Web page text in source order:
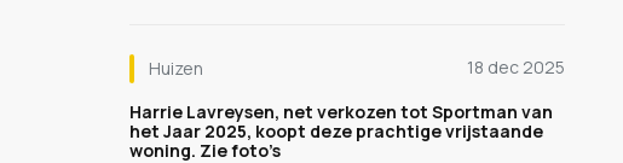
Huizen
18 dec 2025
Harrie Lavreysen, net verkozen tot Sportman van
het Jaar 2025, koopt deze prachtige vrijstaande
woning. Zie foto’s